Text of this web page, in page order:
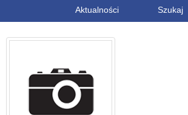
Aktualności Szukaj